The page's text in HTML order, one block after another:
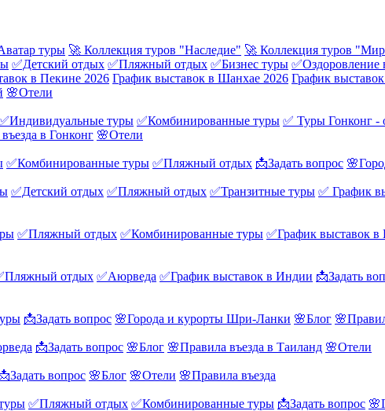
туры 🚀 Коллекция туров "Наследие" 🚀 Коллекция туров
✅Детский отдых ✅Пляжный отдых ✅Бизнес туры ✅Оздоровление
в Пекине 2026 График выставок в Шанхае 2026 График
🌸Отели
туры ✅Комбинированные туры ✅ Туры Гонконг -
в Гонконг 🌸Отели
✅Комбинированные туры ✅Пляжный отдых 📩Задать вопрос
✅Детский отдых ✅Пляжный отдых ✅Транзитные туры ✅ График
✅Пляжный отдых ✅Комбинированные туры ✅График выставок в
отдых ✅Аюрведа ✅График выставок в Индии 📩Задать
📩Задать вопрос 🌸Города и курорты Шри-Ланки 🌸Блог
📩Задать вопрос 🌸Блог 🌸Правила въезда в Таиланд 🌸Отели
вопрос 🌸Блог 🌸Отели 🌸Правила въезда
✅Пляжный отдых ✅Комбинированные туры 📩Задать вопрос